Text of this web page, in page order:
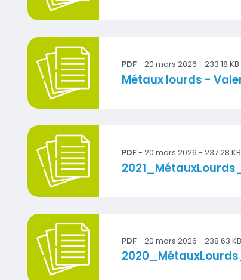
2022_ML_VA1.pdf
PDF- 20 mars 2026 - 233.18 KB
Titre
Métaux lourds -
2021_ML_VA1.pdf
PDF- 20 mars 2026 - 237.28 KB
Titre
2020_ML_VA1.pdf
PDF- 20 mars 2026 - 238.63 KB
Titre